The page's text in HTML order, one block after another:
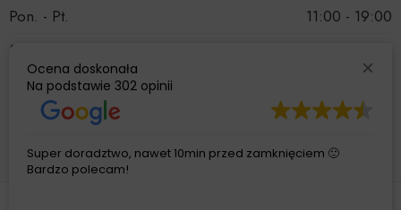
Pon. - Pt.
11:00 - 19:00
Sobota
Niedziela
Ocena doskonała
Na podstawie 302 opinii
Super doradztwo, nawet 10min przed zamknięciem 🙂
Bardzo polecam!